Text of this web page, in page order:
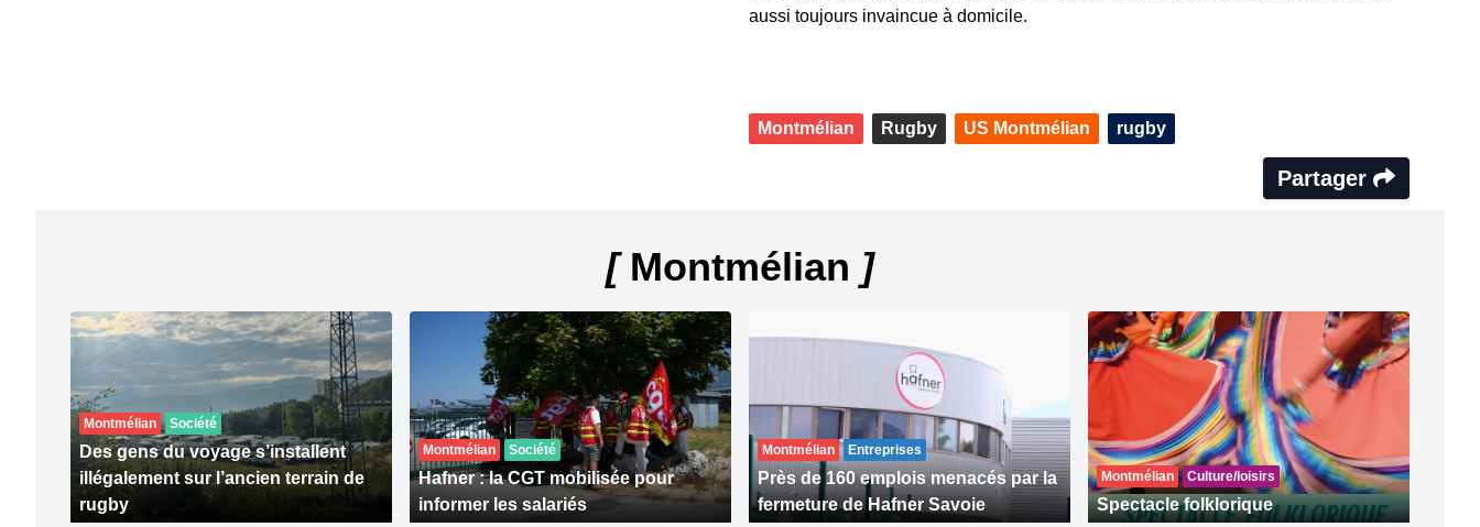
aussi toujours invaincue à domicile.
Montmélian Rugby US Montmélian rugby
Partager
[Montmélian ]
Montmélian Société
Des gens du voyage s’installent
illégalement sur l’ancien terrain de
rugby
Montmélian Société
Hafner : la CGT mobilisée pour
informer les salariés
Montmélian Entreprises
Près de 160 emplois menacés par la
fermeture de Hafner Savoie
Montmélian Culture/loisirs
Spectacle folklorique